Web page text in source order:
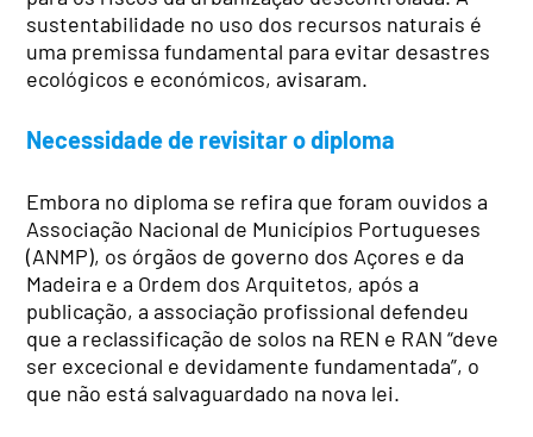
sustentabilidade no uso dos recursos naturais é
uma premissa fundamental para evitar desastres
ecológicos e económicos, avisaram.
Necessidade de revisitar o diploma
Embora no diploma se refira que foram ouvidos a
Associação Nacional de Municípios Portugueses
(ANMP), os órgãos de governo dos Açores e da
Madeira e a Ordem dos Arquitetos, após a
publicação, a associação profissional defendeu
que a reclassificação de solos na REN e RAN “deve
ser excecional e devidamente fundamentada”, o
que não está salvaguardado na nova lei.